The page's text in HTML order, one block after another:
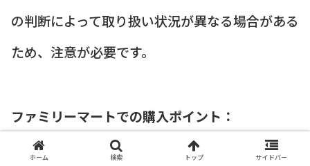
の判断によって取り扱い状況が異なる場合がある
ため、注意が必要です。
ファミリーマートでの購入ポイント：
ホーム 検索 トップ サイドバー